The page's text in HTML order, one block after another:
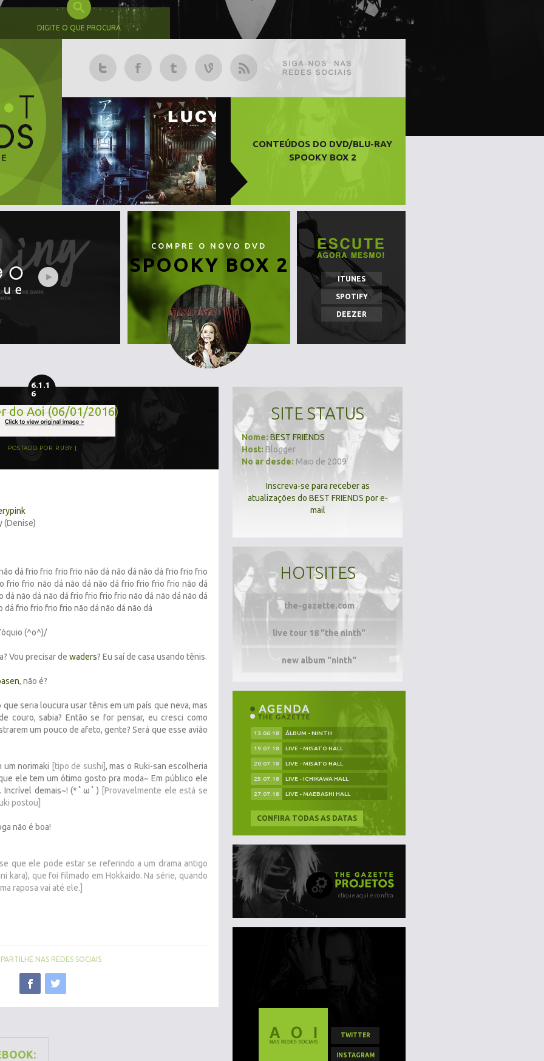
DIGITE O QUE PROCURA
CONTEÚDOS DO DVD/BLU-RAY
SPOOKY BOX 2
COMPRE O NOVO DVD
SPOOKY BOX 2
ITUNES
SPOTIFY
DEEZER
6.1.1
6
do Aoi (06/01/2016)
POSTADO POR RUBY
(Denise)
dá frio frio frio frio não dá não dá não dá frio frio frio
frio frio não dá não dá não dá frio frio frio frio não dá
não dá não dá frio frio frio frio não dá não dá não dá
frio frio frio frio não dá não dá não dá
(^o^)/
Vou precisar de waders? Eu saí de casa usando tênis.
, não é?
seria loucura usar tênis em um país que neva, mas
couro, sabia? Então se for pensar, eu cresci como
um pouco de afeto, gente? Será que esse avião
um norimaki [tipo de sushi] , mas o Ruki-san escolheria
ele tem um ótimo gosto pra moda~ Em público ele
Incrível demais~! (*ﾟωﾟ)
[Provavelmente ele está se
postou]
não é boa!
que ele pode estar se referindo a um drama antigo
kara), que foi filmado em Hokkaido. Na série, quando
raposa vai até ele.]
NAS REDES SOCIAIS
SITE STATUS
Nome: BEST FRIENDS
Host: Blogger
No ar desde: Maio de 2009
Inscreva-se para receber as
atualizações do BEST FRIENDS por e-
mail
HOTSITES
the-gazette.com
live tour 18 "the ninth"
new album "ninth"
13.06.18 ÁLBUM - NINTH
19.07.18 LIVE - MISATO HALL
20.07.18 LIVE - MISATO HALL
25.07.18 LIVE - ICHIKAWA HALL
27.07.18 LIVE - MAEBASHI HALL
CONFIRA TODAS AS DATAS
clique aqui e confira
TWITTER
INSTAGRAM